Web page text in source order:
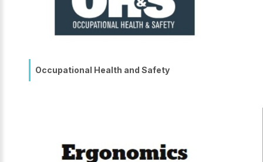
Occupational Health and Safety